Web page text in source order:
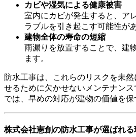
カビや湿気による健康被害
室内にカビが発生すると、ア
ラブルを引き起こす可能性が
建物全体の寿命の短縮
雨漏りを放置することで、建
ます。
防水工事は、これらのリスクを未
せるために欠かせないメンテナン
では、早めの対応が建物の価値を保
株式会社憲創の防水工事が選ばれる